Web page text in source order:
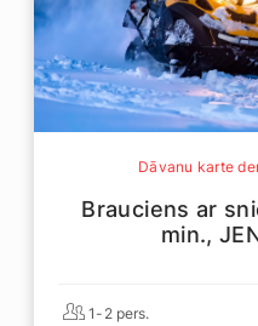
Dāvanu karte
Brauciens ar
min.,
1-2 pers.